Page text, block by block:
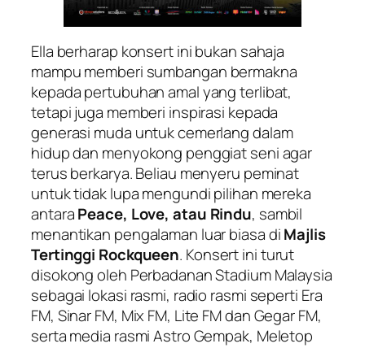
Ella berharap konsert ini bukan sahaja
mampu memberi sumbangan bermakna
kepada pertubuhan amal yang terlibat,
tetapi juga memberi inspirasi kepada
generasi muda untuk cemerlang dalam
hidup dan menyokong penggiat seni agar
terus berkarya. Beliau menyeru peminat
untuk tidak lupa mengundi pilihan mereka
antaraPeace, Love, atau Rindu, sambil
menantikan pengalaman luar biasa diMajlis
Tertinggi Rockqueen. Konsert ini turut
disokong oleh Perbadanan Stadium Malaysia
sebagai lokasi rasmi, radio rasmi seperti Era
FM, Sinar FM, Mix FM, Lite FM dan Gegar FM,
serta media rasmi Astro Gempak, Meletop